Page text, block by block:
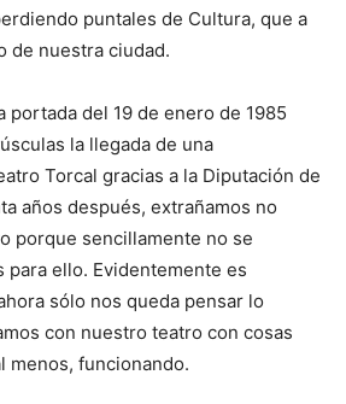
puntales de Cultura, que a
de nuestra ciudad.
portada del 19 de enero de 1985
la llegada de una
Torcal gracias a la Diputación de
años después, extrañamos no
porque sencillamente no se
para ello. Evidentemente es
sólo nos queda pensar lo
con nuestro teatro con cosas
menos, funcionando.